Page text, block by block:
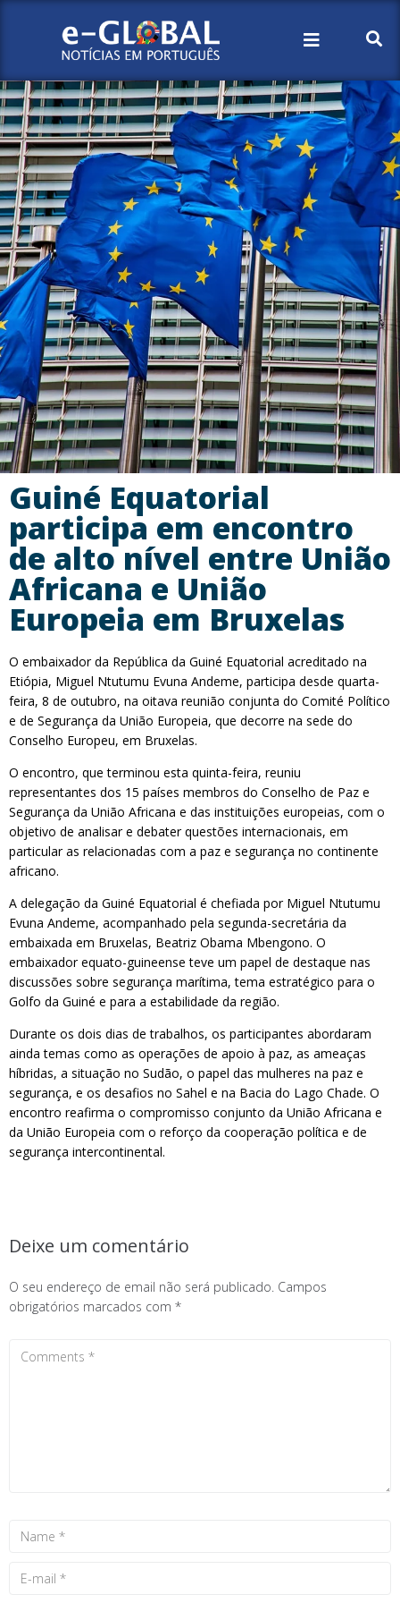
Guiné Equatorial
participa em encontro
de alto nível entre União
Africana e União
Europeia em Bruxelas
O embaixador da República da Guiné Equatorial acreditado na
Etiópia, Miguel Ntutumu Evuna Andeme, participa desde quarta-
feira, 8 de outubro, na oitava reunião conjunta do Comité Político
e de Segurança da União Europeia, que decorre na sede do
Conselho Europeu, em Bruxelas.
O encontro, que terminou esta quinta-feira, reuniu
representantes dos 15 países membros do Conselho de Paz e
Segurança da União Africana e das instituições europeias, com o
objetivo de analisar e debater questões internacionais, em
particular as relacionadas com a paz e segurança no continente
africano.
A delegação da Guiné Equatorial é chefiada por Miguel Ntutumu
Evuna Andeme, acompanhado pela segunda-secretária da
embaixada em Bruxelas, Beatriz Obama Mbengono. O
embaixador equato-guineense teve um papel de destaque nas
discussões sobre segurança marítima, tema estratégico para o
Golfo da Guiné e para a estabilidade da região.
Durante os dois dias de trabalhos, os participantes abordaram
ainda temas como as operações de apoio à paz, as ameaças
híbridas, a situação no Sudão, o papel das mulheres na paz e
segurança, e os desafios no Sahel e na Bacia do Lago Chade. O
encontro reafirma o compromisso conjunto da União Africana e
da União Europeia com o reforço da cooperação política e de
segurança intercontinental.
Deixe um comentário
O seu endereço de email não será publicado. Campos
obrigatórios marcados com *